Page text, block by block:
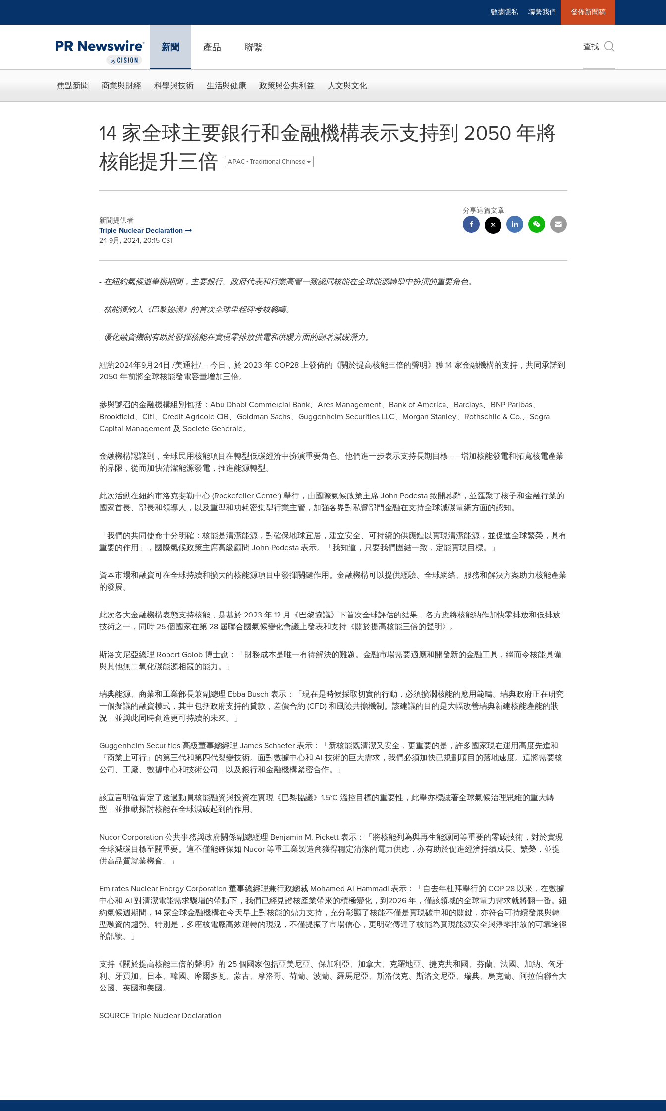
數據隱私 聯繫我們 發佈新聞稿
新聞 產品 聯繫 查找
焦點新聞 商業與財經 科學與技術 生活與健康 政策與公共利益 人文與文化
14 家全球主要銀行和金融機構表示支持到 2050 年將
核能提升三倍
APAC - Traditional Chinese
新聞提供者
Triple Nuclear Declaration
24 9月, 2024, 20:15 CST
分享這篇文章
- 在紐約氣候週舉辦期間，主要銀行、政府代表和行業高管一致認同核能在全球能源轉型中扮演的重要角色。
-核能獲納入《巴黎協議》的首次全球里程碑考核範疇。
- 優化融資機制有助於發揮核能在實現零排放供電和供暖方面的顯著減碳潛力。
紐約2024年9月24日 /美通社/ -- 今日，於 2023 年COP28上發佈的《關於提高核能三倍的聲明》獲 14 家金融機構的支持，共同承諾到
2050 年前將全球核能發電容量增加三倍。
參與號召的金融機構組別包括：Abu Dhabi Commercial Bank、Ares Management、Bank of America、Barclays、BNP Paribas、
Brookfield、Citi、Credit Agricole CIB、Goldman Sachs、Guggenheim Securities LLC、Morgan Stanley、Rothschild & Co.、Segra
Capital Management 及 Societe Generale。
金融機構認識到，全球民用核能項目在轉型低碳經濟中扮演重要角色。他們進一步表示支持長期目標——增加核能發電和拓寬核電產業
的界限，從而加快清潔能源發電，推進能源轉型。
此次活動在紐約市洛克斐勒中心 (Rockefeller Center) 舉行，由國際氣候政策主席John Podesta致開幕辭，並匯聚了核子和金融行業的
國家首長、部長和領導人，以及重型和功耗密集型行業主管，加強各界對私營部門金融在支持全球減碳電網方面的認知。
「我們的共同使命十分明確：核能是清潔能源，對確保地球宜居，建立安全、可持續的供應鏈以實現清潔能源，並促進全球繁榮，具有
重要的作用」，國際氣候政策主席高級顧問 John Podesta表示。「我知道，只要我們團結一致，定能實現目標。」
資本市場和融資可在全球持續和擴大的核能源項目中發揮關鍵作用。金融機構可以提供經驗、全球網絡、服務和解決方案助力核能產業
的發展。
此次各大金融機構表態支持核能，是基於 2023 年 12 月《巴黎協議》下首次全球評估的結果，各方應將核能納作加快零排放和低排放
技術之一，同時 25 個國家在第 28 屆聯合國氣候變化會議上發表和支持《關於提高核能三倍的聲明》。
斯洛文尼亞總理 Robert Golob博士說：「財務成本是唯一有待解決的難題。金融市場需要適應和開發新的金融工具，繼而令核能具備
與其他無二氧化碳能源相競的能力。」
瑞典能源、商業和工業部長兼副總理 Ebba Busch 表示：「現在是時候採取切實的行動，必須擴濶核能的應用範疇。瑞典政府正在研究
一個擬議的融資模式，其中包括政府支持的貸款，差價合約 (CFD) 和風險共擔機制。該建議的目的是大幅改善瑞典新建核能產能的狀
況，並與此同時創造更可持續的未來。」
Guggenheim Securities 高級董事總經理James Schaefer表示：「新核能既清潔又安全，更重要的是，許多國家現在運用高度先進和
『商業上可行』的第三代和第四代裂變技術。面對數據中心和 AI 技術的巨大需求，我們必須加快已規劃項目的落地速度。這將需要核
公司、工廠、數據中心和技術公司，以及銀行和金融機構緊密合作。」
該宣言明確肯定了透過動員核能融資與投資在實現《巴黎協議》1.5°C 溫控目標的重要性，此舉亦標誌著全球氣候治理思維的重大轉
型，並推動探討核能在全球減碳起到的作用。
Nucor Corporation 公共事務與政府關係副總經理 Benjamin M. Pickett表示：「將核能列為與再生能源同等重要的零碳技術，對於實現
全球減碳目標至關重要。這不僅能確保如 Nucor 等重工業製造商獲得穩定清潔的電力供應，亦有助於促進經濟持續成長、繁榮，並提
供高品質就業機會。」
Emirates Nuclear Energy Corporation 董事總經理兼行政總裁 Mohamed Al Hammadi 表示：「自去年杜拜舉行的 COP 28以來，在數據
中心和 AI 對清潔電能需求驟增的帶動下，我們已經見證核產業帶來的積極變化，到2026 年，僅該領域的全球電力需求就將翻一番。紐
約氣候週期間，14 家全球金融機構在今天早上對核能的鼎力支持，充分彰顯了核能不僅是實現碳中和的關鍵，亦符合可持續發展與轉
型融資的趨勢。特別是，多座核電廠高效運轉的現況，不僅提振了市場信心，更明確傳達了核能為實現能源安全與淨零排放的可靠途徑
的訊號。」
支持《關於提高核能三倍的聲明》的 25 個國家包括亞美尼亞、保加利亞、加拿大、克羅地亞、捷克共和國、芬蘭、法國、加納、匈牙
利、牙買加、日本、韓國、摩爾多瓦、蒙古、摩洛哥、荷蘭、波蘭、羅馬尼亞、斯洛伐克、斯洛文尼亞、瑞典、烏克蘭、阿拉伯聯合大
公國、英國和美國。
SOURCE Triple Nuclear Declaration